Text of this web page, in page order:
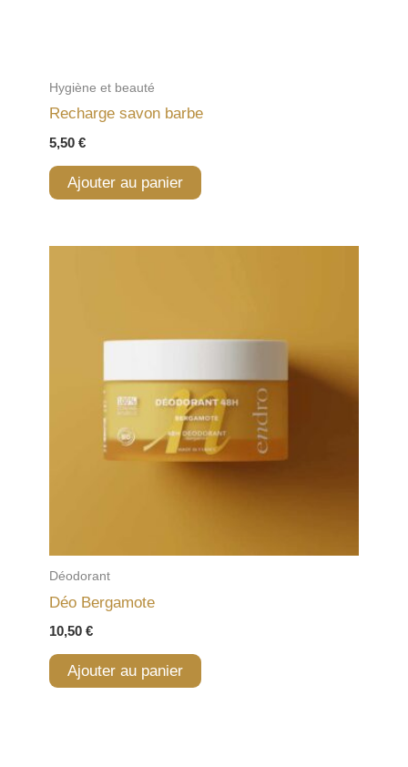
Hygiène et beauté
Recharge savon barbe
5,50 €
Ajouter au panier
Déodorant
Déo Bergamote
10,50 €
Ajouter au panier